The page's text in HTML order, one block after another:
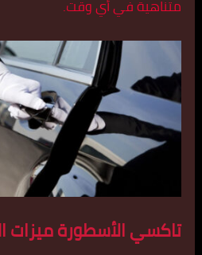
متناهية في أي وقت.
تاكسي الأسطورة ميزات